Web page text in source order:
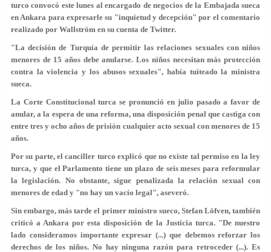
turco convocó este lunes al encargado de negocios de la Embajada sueca
en Ankara para expresarle su "inquietud y decepción" por el comentario
realizado por Wallström en su cuenta de Twitter.
"La decisión de Turquía de permitir las relaciones sexuales con niños
menores de 15 años debe anularse. Los niños necesitan más protección
contra la violencia y los abusos sexuales", había tuiteado la ministra
sueca.
La Corte Constitucional turca se pronunció en julio pasado a favor de
anular, a la espera de una reforma, una disposición penal que castiga con
entre tres y ocho años de prisión cualquier acto sexual con menores de 15
años.
Por su parte, el canciller turco explicó que no existe tal permiso en la ley
turca, y que el Parlamento tiene un plazo de seis meses para reformular
la legislación. No obstante, sigue penalizada la relación sexual con
menores de edad y "no hay un vacío legal", aseveró.
Sin embargo, más tarde el primer ministro sueco, Stefan Löfven, también
criticó a Ankara por esta disposición de la Justicia turca. "De nuestro
lado consideramos importante expresar (...) que debemos reforzar los
derechos de los niños. No hay ninguna razón para retroceder (...). Es